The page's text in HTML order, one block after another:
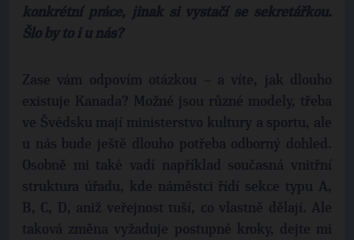
konkrétní práce, jinak si vystačí se sekretářkou.
Šlo by to i u nás?
Zase vám odpovím otázkou – a víte, jak dlouho
existuje Kanada? Možné jsou různé modely, třeba
ve Švédsku mají ministerstvo kultury a sportu, ale
u nás bude ještě dlouho potřeba odborný dohled.
Osobně mi také vadí například současná vnitřní
struktura úřadu, kde náměstci řídí sekce typu A,
B, C, D, aniž veřejnost tuší, co vlastně dělají. Ale
taková změna vyžaduje postupné kroky, dejte mi